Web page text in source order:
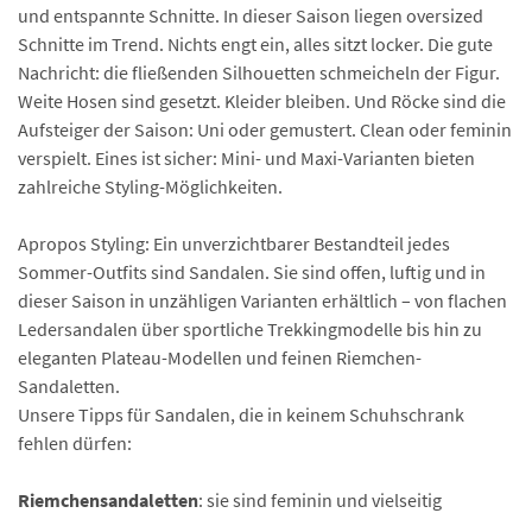
und entspannte Schnitte. In dieser Saison liegen oversized
Schnitte im Trend. Nichts engt ein, alles sitzt locker. Die gute
Nachricht: die fließenden Silhouetten schmeicheln der Figur.
Weite Hosen sind gesetzt. Kleider bleiben. Und Röcke sind die
Aufsteiger der Saison: Uni oder gemustert. Clean oder feminin
verspielt. Eines ist sicher: Mini- und Maxi-Varianten bieten
zahlreiche Styling-Möglichkeiten.
Apropos Styling: Ein unverzichtbarer Bestandteil jedes
Sommer-Outfits sind Sandalen. Sie sind offen, luftig und in
dieser Saison in unzähligen Varianten erhältlich – von flachen
Ledersandalen über sportliche Trekkingmodelle bis hin zu
eleganten Plateau-Modellen und feinen Riemchen-
Sandaletten.
Unsere Tipps für Sandalen, die in keinem Schuhschrank
fehlen dürfen:
Riemchensandaletten: sie sind feminin und vielseitig